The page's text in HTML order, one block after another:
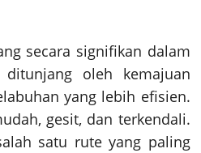
secara signifikan dalam
oleh kemajuan
yang lebih efisien.
gesit, dan terkendali.
satu rute yang paling